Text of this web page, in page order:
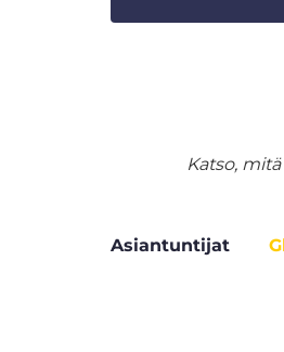
Katso,
Asiantuntijat